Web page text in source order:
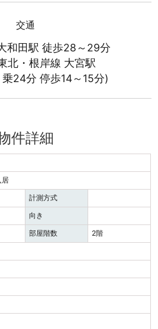
交通
和田駅 徒歩28～29分
北・根岸線 大宮駅
24分 停歩14～15分)
件詳細
居
計測方式
向き
部屋階数
2階